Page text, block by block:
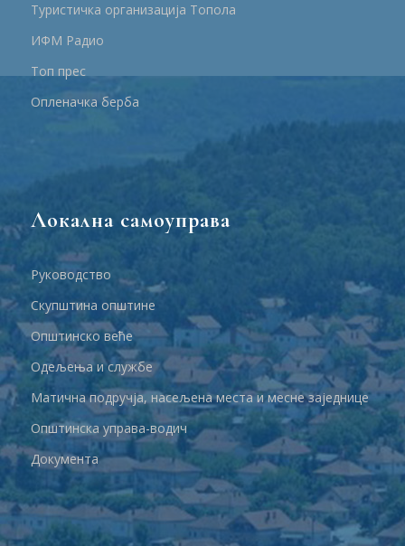
Туристичка организација Топола
ИФМ Радио
Топ прес
Опленачка берба
Локална самоуправа
Руководство
Скупштина општине
Општинско веће
Одељења и службе
Матична подручја, насељена места и месне заједнице
Општинска управа-водич
Документа